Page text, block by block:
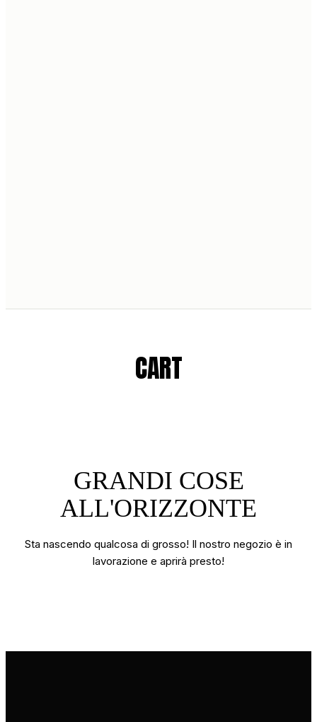
CART
GRANDI COSE
ALL'ORIZZONTE
Sta nascendo qualcosa di grosso! Il nostro negozio è in
lavorazione e aprirà presto!